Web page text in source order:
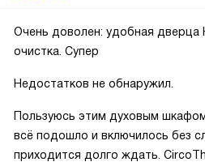
Очень доволен: удобная дверца
очистка. Супер
Недостатков не обнаружил.
Пользуюсь этим духовым
всё подошло и включилось без
приходится долго ждать.